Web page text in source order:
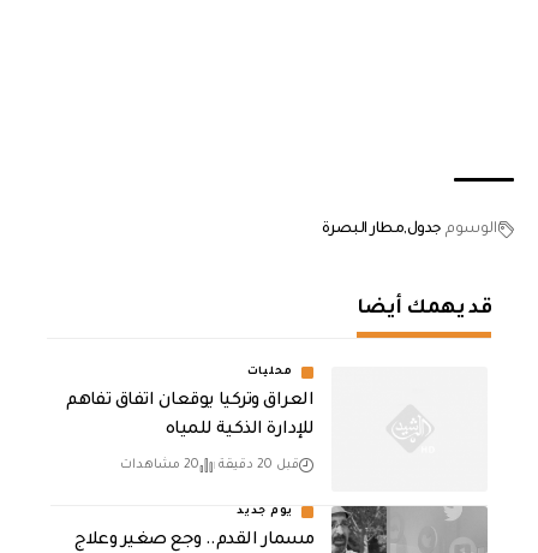
الوسوم جدولمطار البصرة
قد يهمك أيضا
محليات
العراق وتركيا يوقعان اتفاق تفاهم
للإدارة الذكية للمياه
قبل 20 دقيقة 20 مشاهدات
يوم جديد
مسمار القدم.. وجع صغير وعلاج